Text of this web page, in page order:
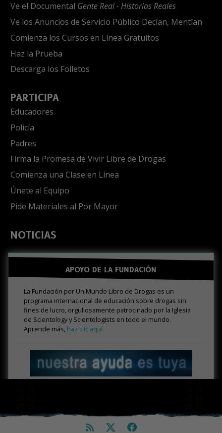
Ve el Documental Gente Real - Historias Reales
Ve los Anuncios de Servicio Público Decían, Mentían
Comienza los Cursos en Línea Gratuitos
Haz la Prueba
Descarga los Folletos
PARTICIPA
Educadores
Policía
Padres
Firma la Promesa de Vivir Libre de Drogas
Comienza una Clase en Línea
Únete al Equipo
Pide Materiales al Por Mayor
NOTICIAS
APOYO DE LA FUNDACIÓN
La Fundación por Un Mundo Libre de Drogas es un
programa internacional de educación sobre drogas sin
fines de lucro, orgullosamente patrocinado por la Iglesia
de Scientology y Scientologists en todo el mundo.
Aprende más, haz clic aquí.